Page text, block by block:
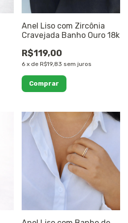
Anel Liso com Zircônia
Cravejada Banho Ouro 18k
R$119,00
6 x de R$19,83 sem juros
Comprar